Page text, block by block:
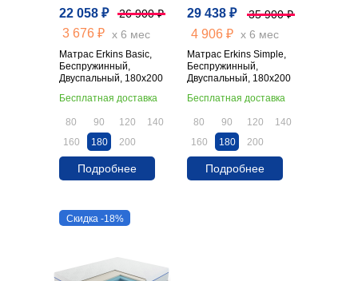
22 058 ₽ 26 900 ₽
Матрас Erkins Basic,
Беспружинный,
Двуспальный, 180х200
Подробнее Подробнее
Бесплатная доставка
3 676 ₽ х 6 мес
80 90 120
140
160
180 200
29 438 ₽ 35 900 ₽
Матрас Erkins Simple,
Беспружинный,
Двуспальный, 180х200
Бесплатная доставка
4 906 ₽ х 6 мес
80 90 120
140
160
180 200
Скидка -18%